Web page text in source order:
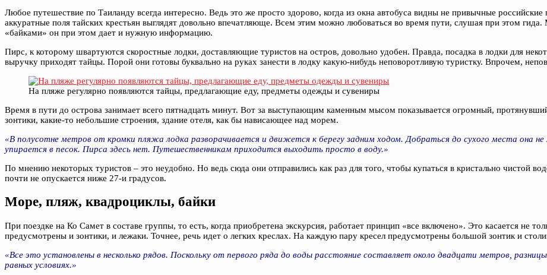
Любое путешествие по Таиланду всегда интересно. Ведь это же просто здорово, когда из окна автобуса видны не привычные
аккуратные поля тайских крестьян выглядят довольно впечатляюще. Всем этим можно любоваться во время пути, слушая при этом
«байками» он при этом дает и нужную информацию.
Пирс, к которому швартуются скоростные лодки, доставляющие туристов на остров, довольно удобен. Правда, посадка в лодки для
выручку приходят тайцы. Порой они готовы буквально на руках занести в лодку какую-нибудь неповоротливую туристку. Впрочем,
На пляже регулярно появляются тайцы, предлагающие еду, предметы одежды и сувениры
Время в пути до острова занимает всего пятнадцать минут. Вот за выступающим каменным мысом показывается огромный,
зонтики, какие-то небольшие строения, здание отеля, как бы нависающее над морем.
«В полусотне метров от кромки пляжа лодка разворачивается и движется к берегу задним ходом. Добраться до сухого места она
упирается в песок. Пирса здесь нет. Путешественникам приходится выходить просто в воду.»
По мнению некоторых туристов – это неудобно. Но ведь сюда они отправились как раз для того, чтобы купаться в кристально чистой
почти не опускается ниже 27-и градусов.
Море, пляж, квадроциклы, байки
При поездке на Ко Самет в составе группы, то есть, когда приобретена экскурсия, работает принцип «все включено». Это касается не
предусмотрены и зонтики, и лежаки. Точнее, речь идет о легких креслах. На каждую пару кресел предусмотрены большой зонтик и
«Все это установлены в несколько рядов. Поскольку от первого ряда до воды расстояние составляет около двадцати метров,
равных условиях.»